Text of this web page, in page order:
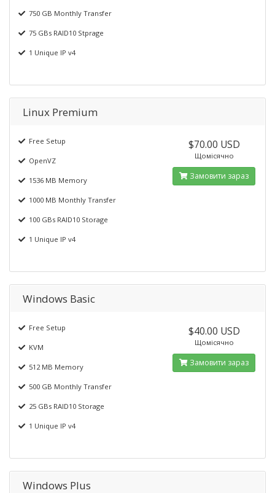
750 GB Monthly Transfer
75 GBs RAID10 Stprage
1 Unique IP v4
Linux Premium
Free Setup
OpenVZ
1536 MB Memory
1000 MB Monthly Transfer
100 GBs RAID10 Storage
1 Unique IP v4
$70.00 USD
Щомісячно
Замовити зараз
Windows Basic
Free Setup
KVM
512 MB Memory
500 GB Monthly Transfer
25 GBs RAID10 Storage
1 Unique IP v4
$40.00 USD
Щомісячно
Замовити зараз
Windows Plus